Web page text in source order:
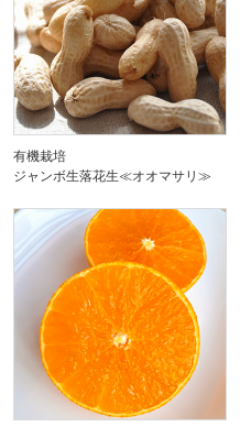
有機栽培
ジャンボ生落花生≪オオマサリ≫